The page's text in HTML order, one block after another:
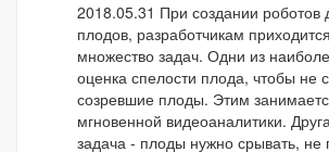
2018.05.31 При создании роботов
плодов, разработчикам
множество задач. Одни из
оценка спелости плода, чтобы не
созревшие плоды. Этим
мгновенной видеоаналитики.
задача - плоды нужно срывать, не